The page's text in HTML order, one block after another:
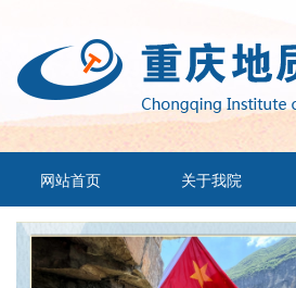
网站首页 关于我院